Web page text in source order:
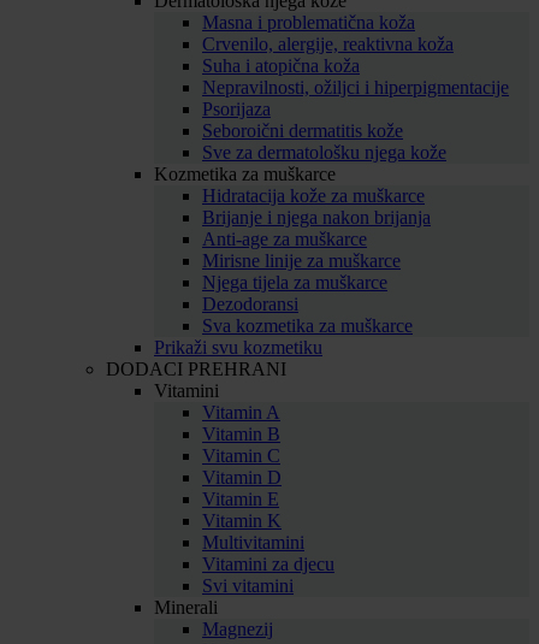
Masna i problematična koža
Crvenilo, alergije, reaktivna koža
Suha i atopična koža
Nepravilnosti, ožiljci i hiperpigmentacije
Psorijaza
Seboroični dermatitis kože
Sve za dermatološku njega kože
Kozmetika za muškarce
Hidratacija kože za muškarce
Brijanje i njega nakon brijanja
Anti-age za muškarce
Mirisne linije za muškarce
Njega tijela za muškarce
Dezodoransi
Sva kozmetika za muškarce
Prikaži svu kozmetiku
DODACI PREHRANI
Vitamini
Vitamin A
Vitamin B
Vitamin C
Vitamin D
Vitamin E
Vitamin K
Multivitamini
Vitamini za djecu
Svi vitamini
Minerali
Magnezij